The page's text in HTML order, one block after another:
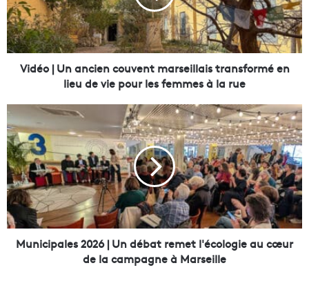
|
U
n
a
e
n
c
o
u
v
e
n
t
m
Vidéo | Un ancien couvent marseillais transformé en
lieu de vie pour les femmes à la rue
M
u
n
i
c
i
p
a
l
Municipales 2026 | Un débat remet l'écologie au cœur
de la campagne à Marseille